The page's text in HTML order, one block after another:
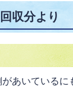
収分より
あいている